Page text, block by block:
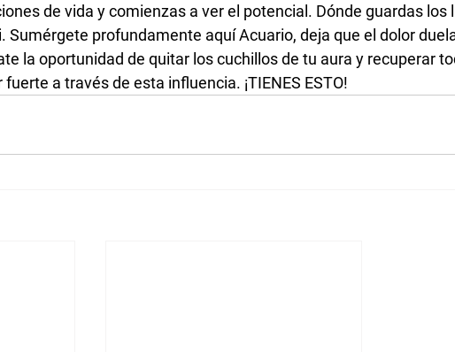
de vida y comienzas a ver el potencial. Dónde guardas los
Sumérgete profundamente aquí Acuario, deja que el dolor
la oportunidad de quitar los cuchillos de tu aura y recuperar
a través de esta influencia. ¡TIENES ESTO!